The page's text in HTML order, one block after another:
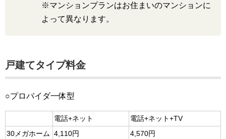
※マンションプランはお住まいのマンションに
よって異なります。
戸建てタイプ料金
○プロバイダ一体型
電話+ネット
電話+ネット+TV
30メガホーム 4,110円
4,570円